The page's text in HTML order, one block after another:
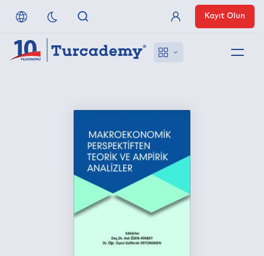
Referanslarımız
Anlaşmalı Yayınevleri
Üye Girişi
Kayıt Olun